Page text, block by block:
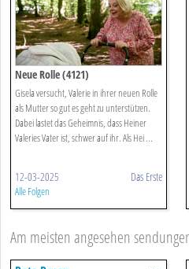
Neue Rolle (4121)
Gisela versucht, Valerie in ihrer neuen Rolle
als Mutter so gut es geht zu unterstützen.
Dabei lastet das Geheimnis, dass Heiner
Valeries Vater ist, schwer auf ihr. Als Hei ...
12-03-2025 Das Erste
Alle Folgen
Am meisten angesehen